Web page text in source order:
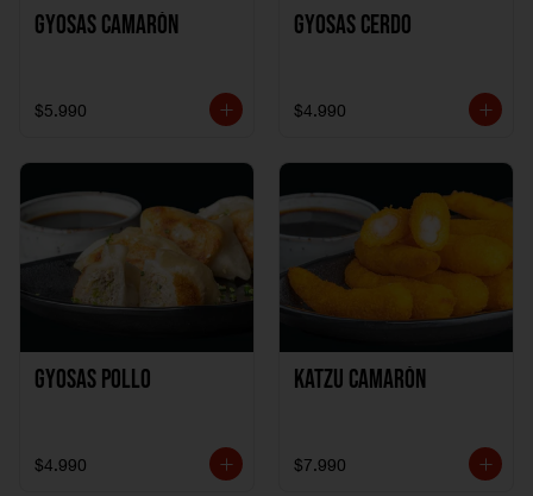
Gyosas Camarón
$5.990
Gyosas Cerdo
$4.990
Gyosas Pollo
$4.990
Katzu Camarón
$7.990